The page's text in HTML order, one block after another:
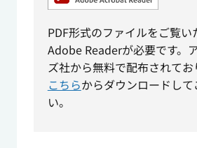
PDF形式のファイルをご覧い
Adobe Readerが必要です。
ズ社から無料で配布されてお
こちらからダウンロードして
い。